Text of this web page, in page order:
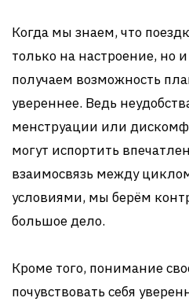
Когда мы знаем, что
только на настроение, но
получаем возможность
увереннее. Ведь
менструации или
могут испортить
взаимосвязь между
условиями, мы берём
большое дело.
Кроме того, понимание
почувствовать себя